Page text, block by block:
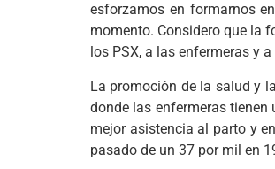
esforzamos en formarnos
momento. Considero que la
los PSX, a las enfermeras y
La promoción de la salud y
donde las enfermeras
mejor asistencia al parto y
pasado de un 37 por mil en